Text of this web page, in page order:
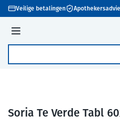
Ga naar de inhoud
Veilige betalingen
Menu
Soria Te Verde Tabl